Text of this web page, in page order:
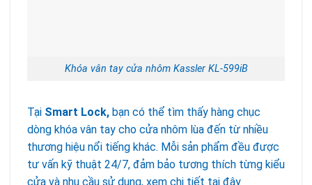
Khóa vân tay cửa nhôm Kassler KL-599iB
Tại Smart Lock, bạn có thể tìm thấy hàng chục
dòng khóa vân tay cho cửa nhôm lùa đến từ nhiều
thương hiệu nổi tiếng khác. Mỗi sản phẩm đều được
tư vấn kỹ thuật 24/7, đảm bảo tương thích từng kiểu
cửa và nhu cầu sử dụng, xem chi tiết tại đây